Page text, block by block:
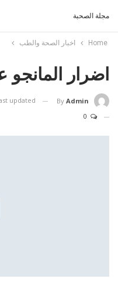
مجلة الصحبة
Home اخبار الصحة والطب
اضرار
By Admin
updated